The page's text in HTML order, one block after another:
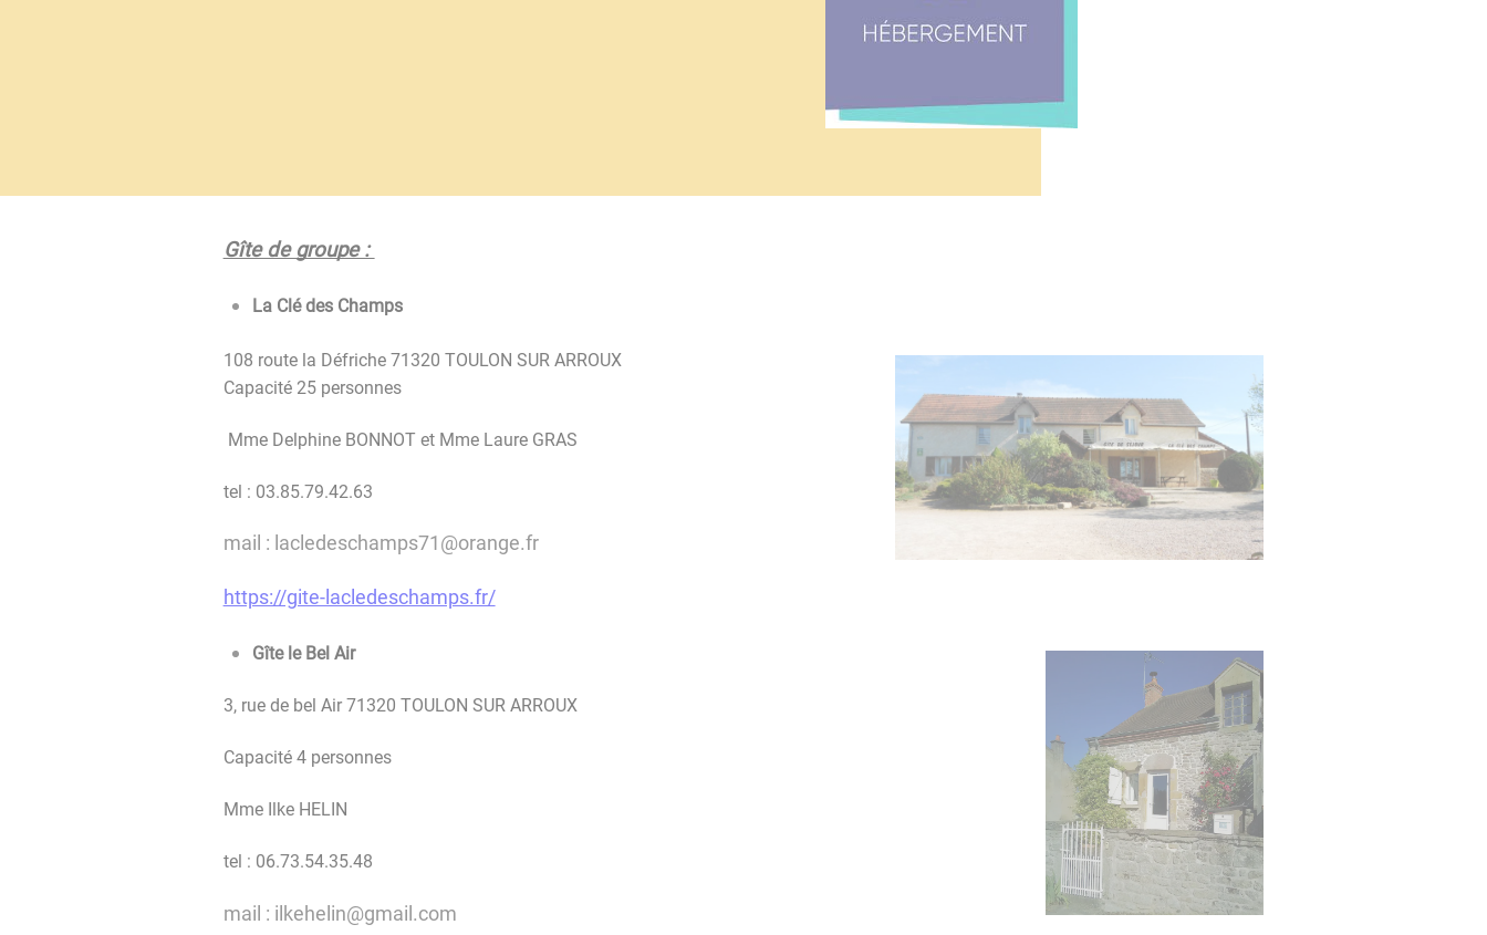
Gîte de groupe :
La Clé des Champs
108 route la Défriche 71320 TOULON SUR ARROUX
Capacité 25 personnes
Mme Delphine BONNOT et Mme Laure GRAS
tel : 03.85.79.42.63
mail : lacledeschamps71@orange.fr
https://gite-lacledeschamps.fr/
Gîte le Bel Air
3, rue de bel Air 71320 TOULON SUR ARROUX
Capacité 4 personnes
Mme Ilke HELIN
tel : 06.73.54.35.48
mail : ilkehelin@gmail.com